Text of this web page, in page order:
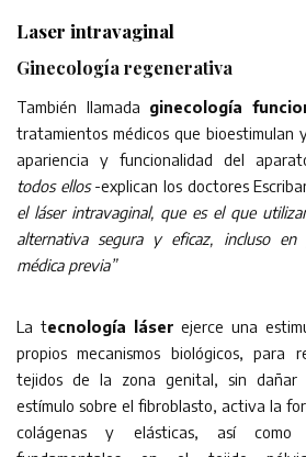
Laser intravaginal
Ginecología regenerativa
También llamada ginecología
tratamientos médicos que bioestimulan
apariencia y funcionalidad del
todos ellos-explican los doctores
el láser intravaginal, que es el que
alternativa segura y eficaz, incluso en
médica previa”
La tecnología láserejerce una
propios mecanismos biológicos, para
tejidos de la zona genital, sin dañar
estímulo sobre el fibroblasto, activa la
colágenas y elásticas, así como